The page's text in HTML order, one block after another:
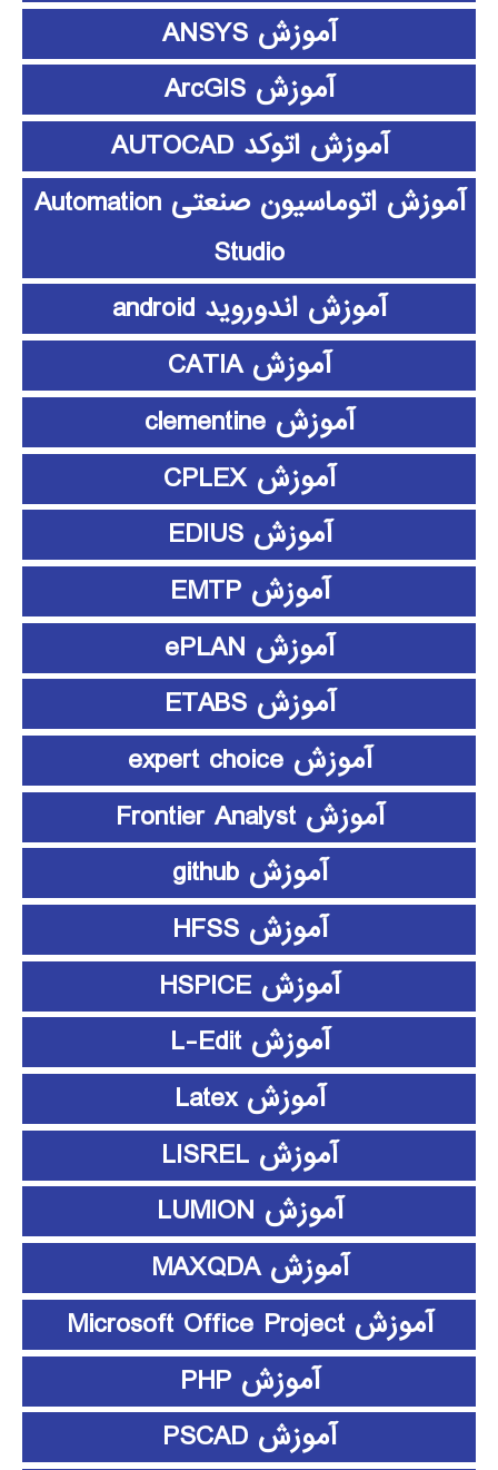
آموزش ANSYS
آموزش ArcGIS
آموزش اتوکد AUTOCAD
آموزش اتوماسیون صنعتی Automation
Studio
آموزش اندوروید android
آموزش CATIA
آموزش clementine
آموزش CPLEX
آموزش EDIUS
آموزش EMTP
آموزش ePLAN
آموزش ETABS
آموزش expert choice
آموزش Frontier Analyst
آموزش github
آموزش HFSS
آموزش HSPICE
آموزش L-Edit
آموزش Latex
آموزش LISREL
آموزش LUMION
آموزش MAXQDA
آموزش Microsoft Office Project
آموزش PHP
آموزش PSCAD